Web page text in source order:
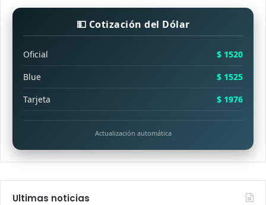
💵 Cotización del Dólar
Oficial
$ 1520
Blue
$ 1525
Tarjeta
$ 1976
Actualización automática
Ultimas noticias